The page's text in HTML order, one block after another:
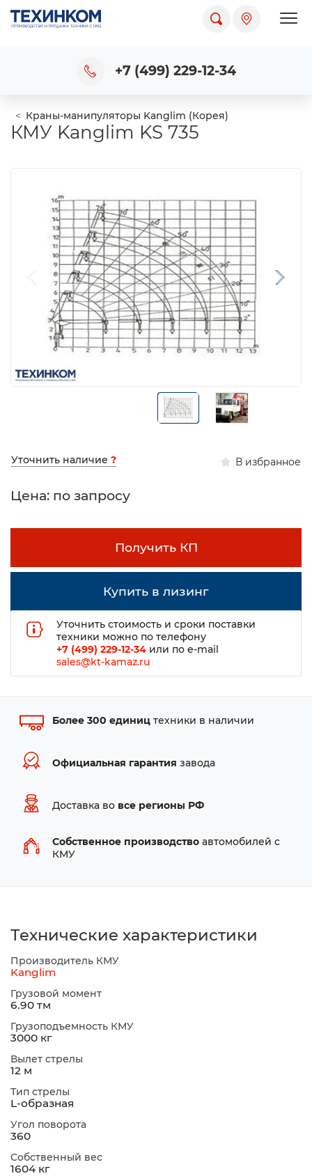
+7 (499) 229-12-34
Краны-манипуляторы Kanglim (Корея)
КМУ Kanglim KS 735
Уточнить наличие ? В избранное
Цена: по запросу
Получить КП
Купить в лизинг
Уточнить стоимость и сроки поставки
техники можно по телефону
+7 (499) 229-12-34 или по e-mail
sales@kt-kamaz.ru
Более 300 единиц техники в наличии
Официальная гарантия завода
Доставка во все регионы РФ
Собственное производство автомобилей с
КМУ
Технические характеристики
Производитель КМУ
Kanglim
Грузовой момент
6.90 тм
Грузоподъемность КМУ
3000 кг
Вылет стрелы
12 м
Тип стрелы
L-образная
Угол поворота
360
Собственный вес
1604 кг